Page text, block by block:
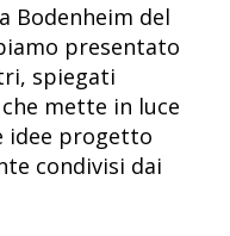
Bodenheim del
presentato
spiegati
mette in luce
idee progetto
condivisi dai